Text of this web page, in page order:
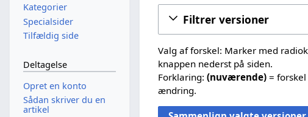
Filtrer versioner
Valg af forskel: Marker med
knappen nederst på siden.
Forklaring:(nuværende) =
ændring.
Kategorier
Specialsider
Tilfældig side
Deltagelse
Opret en konto
Sådan skriver du en
artikel